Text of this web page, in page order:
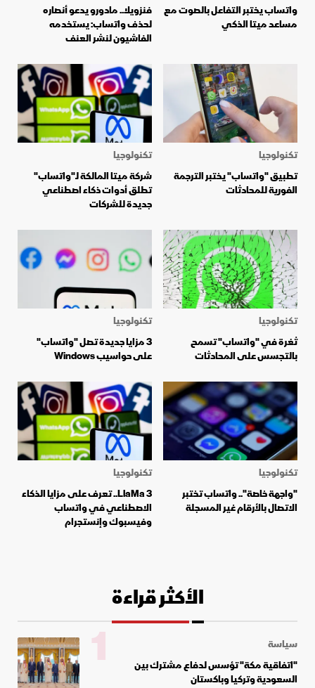
واتساب يختبر التفاعل بالصوت مع
مساعد ميتا الذكي
فنزويلا.. مادورو يدعو أنصاره
لحذف واتساب: يستخدمه
الفاشيون لنشر العنف
تكنولوجيا
تطبيق "واتساب" يختبر الترجمة
الفورية للمحادثات
تكنولوجيا
شركة ميتا المالكة لـ"واتساب"
تطلق أدوات ذكاء اصطناعي
جديدة للشركات
تكنولوجيا
ثغرة في "واتساب" تسمح
بالتجسس على المحادثات
تكنولوجيا
3 مزايا جديدة تصل "واتساب"
على حواسيب Windows
تكنولوجيا
"واجهة خاصة".. واتساب تختبر
الاتصال بالأرقام غير المسجلة
تكنولوجيا
LlaMa 3.. تعرف على مزايا الذكاء
الاصطناعي في واتساب
وفيسبوك وإنستجرام
الأكثر قراءة
سياسة
"اتفاقية مكة" تؤسس لدفاع مشترك بين
السعودية وتركيا وباكستان
1